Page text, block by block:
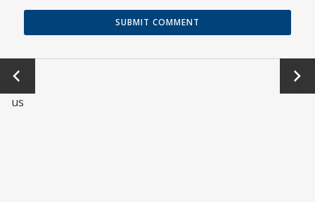
←
Previo
us
Next
→